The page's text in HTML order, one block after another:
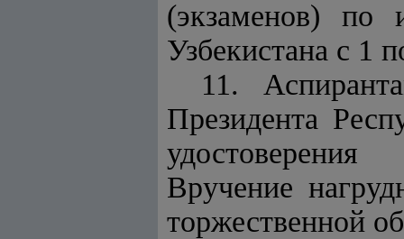
(экзаменов)
Узбекистана с 1
11.
Президента
Вручение
торжественной